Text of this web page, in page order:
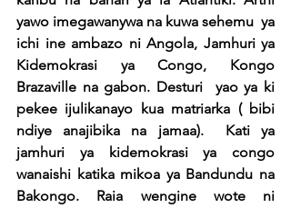
yawo imegawanywa na kuwa sehemu  ya
ichi ine ambazo ni Angola, Jamhuri ya
Kidemokrasi ya Congo, Kongo
Brazaville na gabon. Desturi  yao ya ki
pekee ijulikanayo kua matriarka ( bibi
ndiye anajibika na jamaa).  Kati ya
jamhuri ya kidemokrasi ya congo
wanaishi katika mikoa ya Bandundu na
Bakongo. Raia wengine wote ni